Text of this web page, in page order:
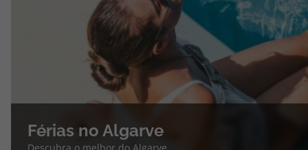
Férias no Algarve